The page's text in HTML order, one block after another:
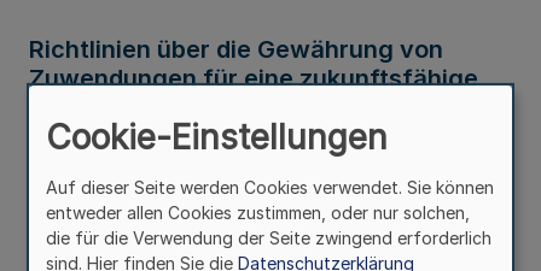
Richtlinien über die Gewährung von
Zuwendungen für eine zukunftsfähige
Nordrhein-Westfalen
In Kraft
Verwaltungsvorschrift
Cookie-Einstellungen
Auf dieser Seite werden Cookies verwendet. Sie können
entweder allen Cookies zustimmen, oder nur solchen,
die für die Verwendung der Seite zwingend erforderlich
sind. Hier finden Sie die Datenschutzerklärung